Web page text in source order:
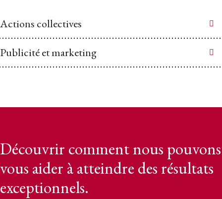
Actions collectives
Publicité et marketing
Découvrir comment nous pouvons
vous aider à atteindre des résultats
exceptionnels.